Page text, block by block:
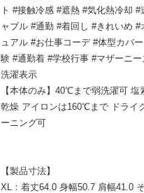
ト #接触冷感 #遮熱 #気化熱冷却
ャブル #通勤 #着回し #きれいめ
ュアル #お仕事コーデ #体型カバ
験 #通勤着 #学校行事 #マザーニ
洗濯表示
【本体のみ】40℃まで弱洗濯可
乾燥 アイロンは160℃まで ドライ
ーニング可
【製品寸法】
XL：着丈64.0 身幅50.7 肩幅41.0